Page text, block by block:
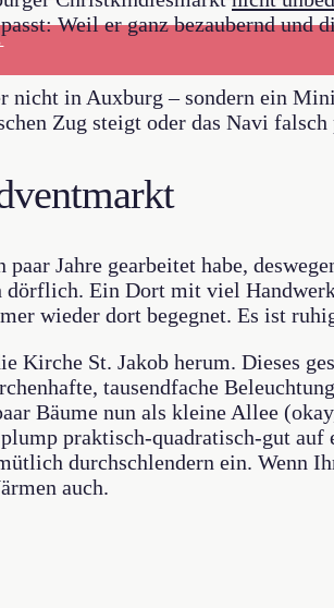
Weil er ganz bezaubernd
nicht in Auxburg – sondern ein
Zug steigt oder das Navi
Jahre gearbeitet habe,
Ein Dort mit viel
wieder dort begegnet. Es ist
Kirche St. Jakob herum. Dieses
tausendfache
Bäume nun als kleine Allee
praktisch-quadratisch-gut
durchschlendern ein. Wenn
auch.